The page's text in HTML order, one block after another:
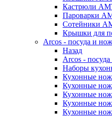
Кастрюли
Пароварки
Сотейники
Крышки для
Arcos - посуда и
Назад
Arcos -
Наборы
Кухонные
Кухонные
Кухонные
Кухонные
Кухонные